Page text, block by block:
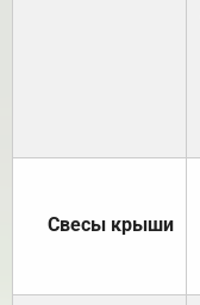
Свесы крыши